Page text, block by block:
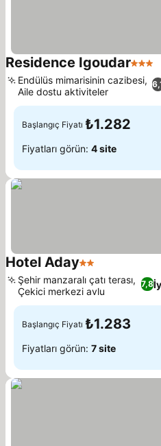
Residence Igoudar3
Endülüs mimarisinin cazibesi,
Aile dostu aktiviteler
Başlangıç Fiyatı ₺1.282
Fiyatları görün: 4 site
Hotel Aday2 Yıldız
7,8
Şehir manzaralı çatı terası,
Çekici merkezi avlu
Başlangıç Fiyatı ₺1.283
Fiyatları görün: 7 site